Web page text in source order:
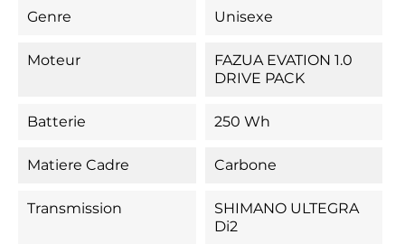
Genre Unisexe
Moteur
FAZUA EVATION 1.0
DRIVE PACK
Batterie 250 Wh
Matiere Cadre Carbone
Transmission
SHIMANO ULTEGRA
Di2